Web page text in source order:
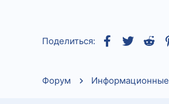
Поделиться: Facebook
Twitter
Форум